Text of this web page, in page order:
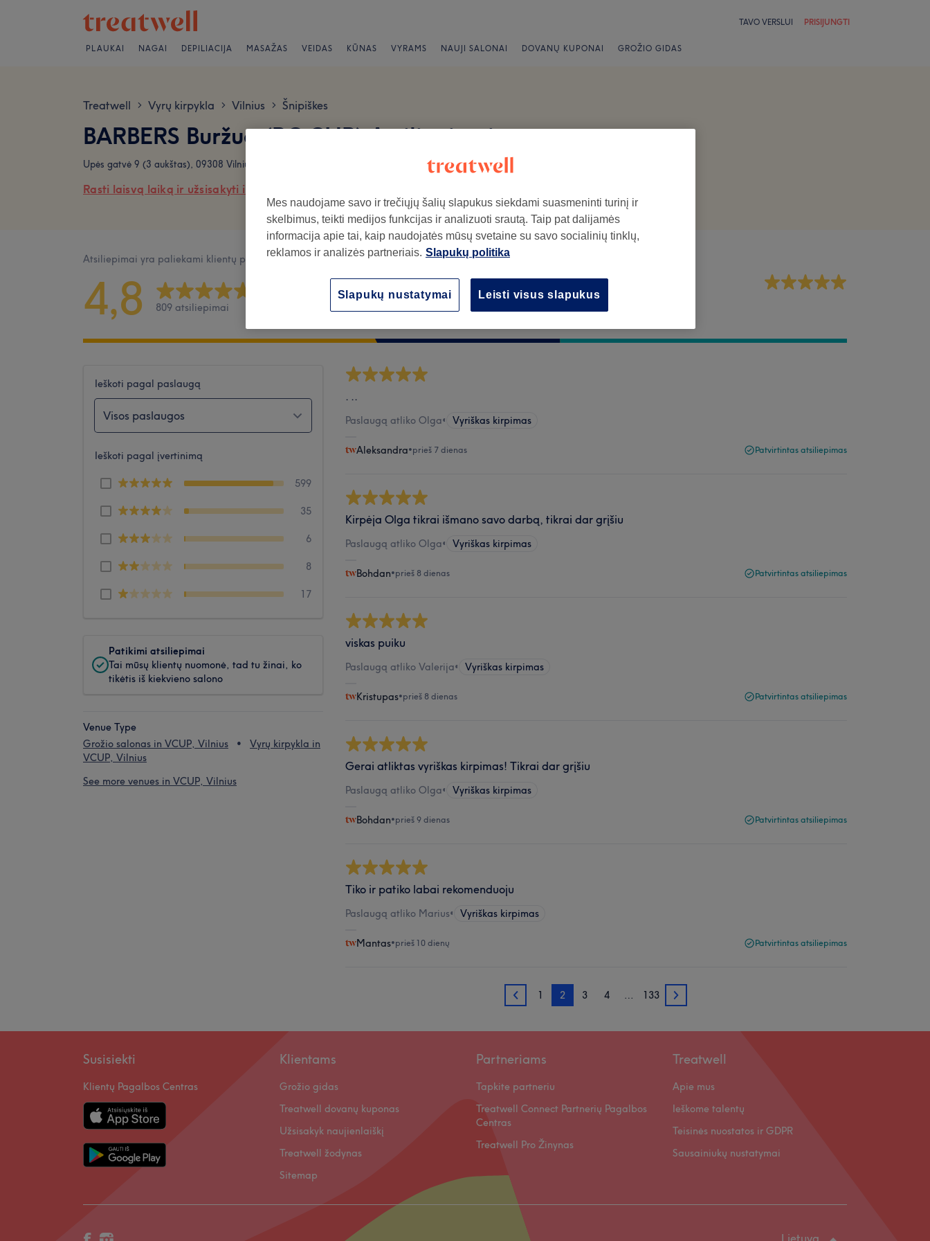
TAVO VERSLUI PRISIJUNGTI
PLAUKAI NAGAI DEPILIACIJA MASAŽAS VEIDAS KŪNAS VYRAMS NAUJI SALONAI DOVANŲ KUPONAI GROŽIO GIDAS
Treatwell > Vyrų kirpykla > Vilnius > Šnipiškes
BARBERS Buržua (PC CUP) Atsiliepimai
Upės gatvė 9 (3 aukštas), 09308 Vilnius
Rasti laisvą laiką ir užsisakyti internetu
Atsiliepimai yra paliekami klientų po jų apsilankymo salone.
4,8 809 atsiliepimai
Atmosfera
Švara
Personalas
Ieškoti pagal paslaugą
Visos paslaugos
Ieškoti pagal įvertinimą
599
35
6
8
17
Patikimi atsiliepimai
Tai mūsų klientų nuomonė, tad tu žinai, ko
tikėtis iš kiekvieno salono
Venue Type
Grožio salonas in VCUP, Vilnius
Vyrų kirpykla in
VCUP, Vilnius
See more venues in VCUP, Vilnius
. ..
Paslaugą atliko Olga• Vyriškas kirpimas
Aleksandra•prieš 7 dienas Patvirtintas atsiliepimas
Kirpėja Olga tikrai išmano savo darbą, tikrai dar grįšiu
Paslaugą atliko Olga• Vyriškas kirpimas
Bohdan•prieš 8 dienas Patvirtintas atsiliepimas
viskas puiku
Paslaugą atliko Valerija• Vyriškas kirpimas
Kristupas•prieš 8 dienas Patvirtintas atsiliepimas
Gerai atliktas vyriškas kirpimas! Tikrai dar grįšiu
Paslaugą atliko Olga• Vyriškas kirpimas
Bohdan•prieš 9 dienas Patvirtintas atsiliepimas
Tiko ir patiko labai rekomenduoju
Paslaugą atliko Marius• Vyriškas kirpimas
Mantas•prieš 10 dienų Patvirtintas atsiliepimas
1 1 2 3 4 … 133 3
Susisiekti
Klientų Pagalbos Centras
Klientams
Grožio gidas
Treatwell dovanų kuponas
Užsisakyk naujienlaiškį
Treatwell žodynas
Sitemap
Partneriams
Tapkite partneriu
Treatwell Connect Partnerių Pagalbos
Centras
Treatwell Pro Žinynas
Treatwell
Apie mus
Ieškome talentų
Teisinės nuostatos ir GDPR
Sausainiukų nustatymai
Lietuva
Mes naudojame savo ir trečiųjų šalių slapukus siekdami suasmeninti turinį ir
skelbimus, teikti medijos funkcijas ir analizuoti srautą. Taip pat dalijamės
informacija apie tai, kaip naudojatės mūsų svetaine su savo socialinių tinklų,
reklamos ir analizės partneriais. Slapukų politika
Leisti visus slapukus
Slapukų nustatymai